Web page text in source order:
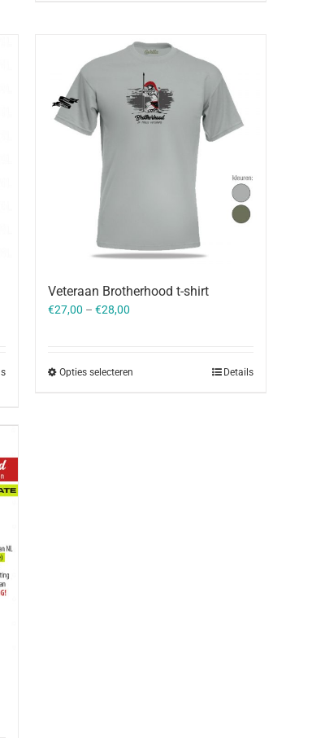
Veteraan Brotherhood t-shirt
€27,00 – €28,00
Opties selecteren Details